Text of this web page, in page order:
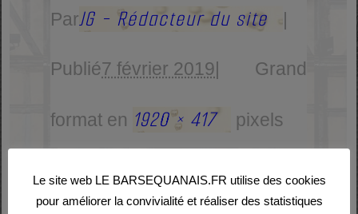
ParJG - Rédacteur du site
Publié7 février 2019 Grand
format en 1920 × 417 pixels
Le site web LE BARSEQUANAIS.FR utilise des cookies
pour améliorer la convivialité et réaliser des statistiques